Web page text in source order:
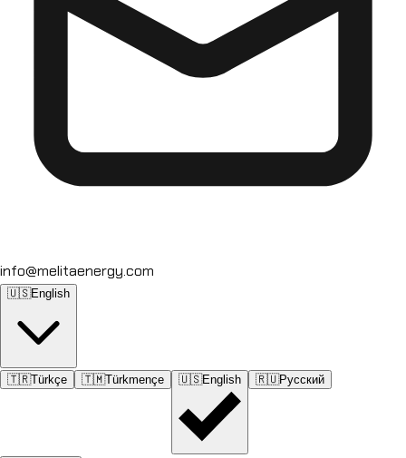
info@melitaenergy.com
🇺🇸English
🇹🇷Türkçe 🇹🇲Türkmençe 🇺🇸English 🇷🇺Русский